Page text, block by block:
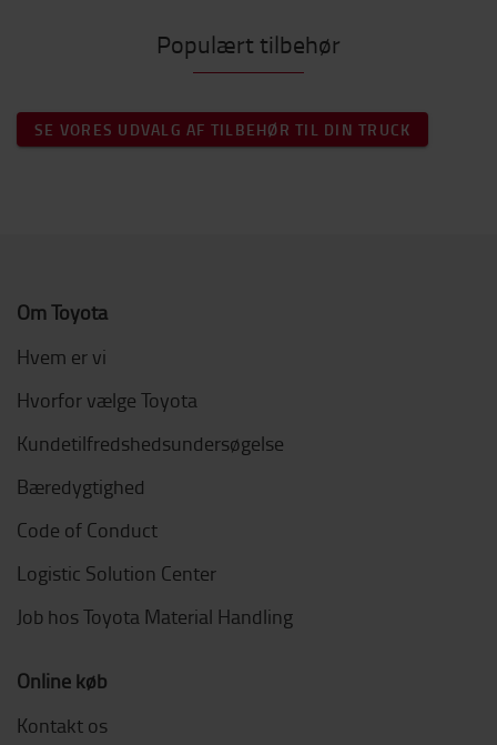
Populært tilbehør
SE VORES UDVALG AF TILBEHØR TIL DIN TRUCK
Om Toyota
Hvem er vi
Hvorfor vælge Toyota
Kundetilfredshedsundersøgelse
Bæredygtighed
Code of Conduct
Logistic Solution Center
Job hos Toyota Material Handling
Online køb
Kontakt os